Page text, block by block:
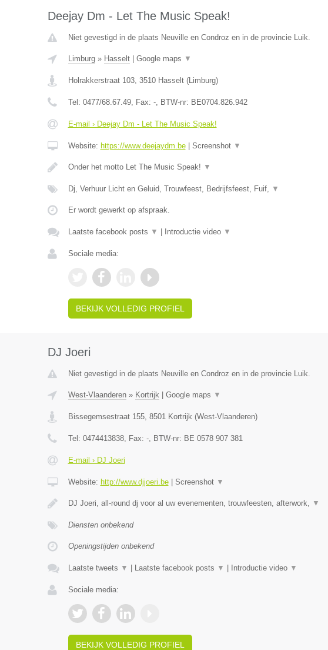
Deejay Dm - Let The Music Speak!
Niet gevestigd in de plaats Neuville en Condroz en in de provincie Luik.
Limburg» Hasselt| Google maps ▼
Holrakkerstraat 103, 3510 Hasselt(Limburg)
Tel: 0477/68.67.49, Fax: -, BTW-nr: BE0704.826.942
E-mail › Deejay Dm - Let The Music Speak!
Website: https://www.deejaydm.be| Screenshot ▼
Onder het motto Let The Music Speak! ▼
Dj, Verhuur Licht en Geluid, Trouwfeest, Bedrijfsfeest, Fuif, ▼
Er wordt gewerkt op afspraak.
Laatste facebook posts ▼ Introductie video ▼
Sociale media:
BEKIJK VOLLEDIG PROFIEL
DJ Joeri
Niet gevestigd in de plaats Neuville en Condroz en in de provincie Luik.
West-Vlaanderen» Kortrijk| Google maps ▼
Bissegemsestraat 155, 8501 Kortrijk(West-Vlaanderen)
Tel: 0474413838, Fax: -, BTW-nr: BE 0578 907 381
E-mail › DJ Joeri
Website: http://www.djjoeri.be| Screenshot ▼
DJ Joeri, all-round dj voor al uw evenementen, trouwfeesten, afterwork, ▼
Diensten onbekend
Openingstijden onbekend
Laatste tweets ▼ Laatste facebook posts ▼ Introductie video ▼
Sociale media:
BEKIJK VOLLEDIG PROFIEL